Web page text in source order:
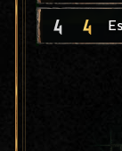
4 4